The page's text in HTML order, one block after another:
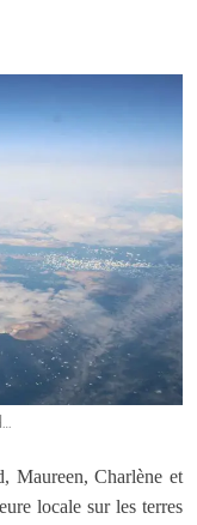
Maureen, Charlène et
locale sur les terres